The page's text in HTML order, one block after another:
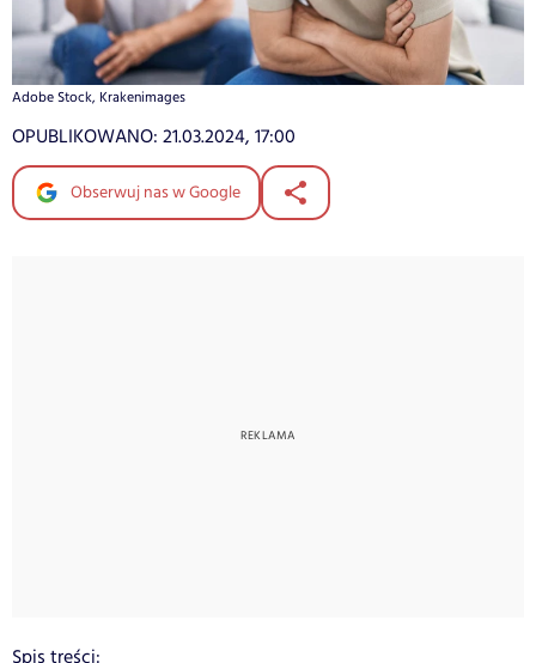
Adobe Stock, Krakenimages
OPUBLIKOWANO: 21.03.2024, 17:00
Obserwuj nas w Google
Spis treści: